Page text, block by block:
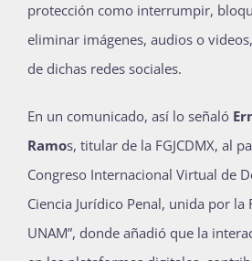
protección como interrumpir,
eliminar imágenes, audios o
de dichas redes sociales.
En un comunicado, así lo señaló
Ramos, titular de la FGJCDMX, al
Congreso Internacional Virtual de
Ciencia Jurídico Penal, unida por la
UNAM”, donde añadió que la